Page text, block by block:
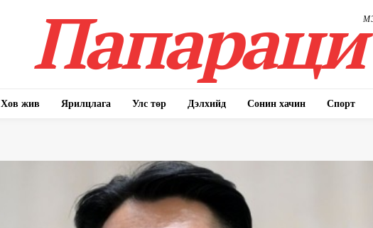
Папараци
Хов жив Ярилцлага Улс төр Дэлхийд Сонин хачин Спорт